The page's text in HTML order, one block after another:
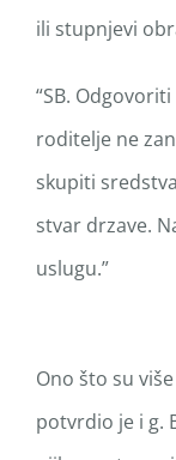
ili stupnjevi
“SB.
roditelje ne
skupiti
stvar drzave.
uslugu.”
Ono što su
potvrdio je i g.